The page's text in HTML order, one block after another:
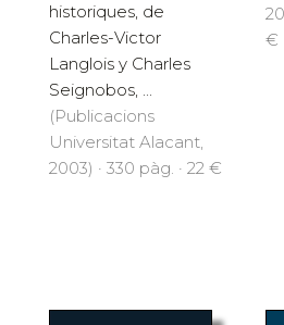
historiques, de
Charles-Victor
Langlois y Charles
Seignobos, ...
(Publicacions
Universitat Alacant,
2003) · 330 pàg. · 22 €
€